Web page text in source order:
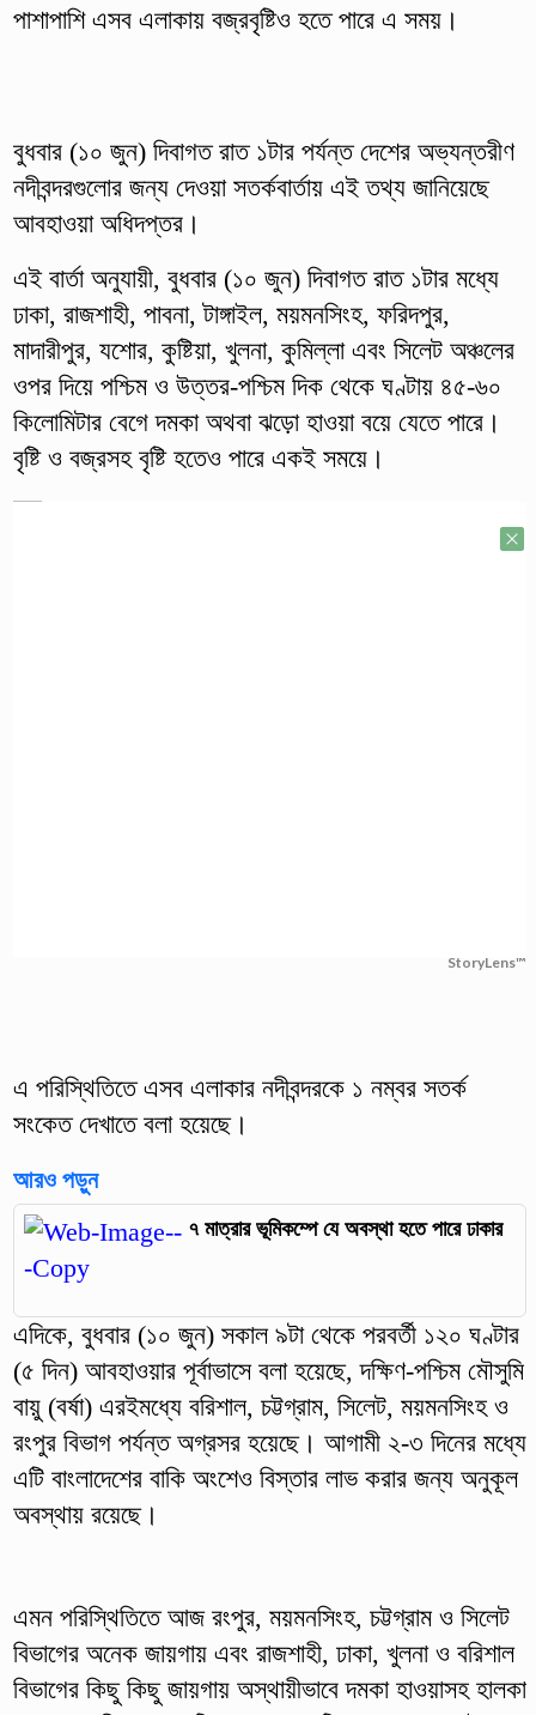
পাশাপাশি এসব এলাকায় বজ্রবৃষ্টিও হতে পারে এ সময়।
বুধবার (১০ জুন) দিবাগত রাত ১টার পর্যন্ত দেশের অভ্যন্তরীণ
নদীবন্দরগুলোর জন্য দেওয়া সতর্কবার্তায় এই তথ্য জানিয়েছে
আবহাওয়া অধিদপ্তর।
এই বার্তা অনুযায়ী, বুধবার (১০ জুন) দিবাগত রাত ১টার মধ্যে
ঢাকা, রাজশাহী, পাবনা, টাঙ্গাইল, ময়মনসিংহ, ফরিদপুর,
মাদারীপুর, যশোর, কুষ্টিয়া, খুলনা, কুমিল্লা এবং সিলেট অঞ্চলের
ওপর দিয়ে পশ্চিম ও উত্তর-পশ্চিম দিক থেকে ঘণ্টায় ৪৫-৬০
কিলোমিটার বেগে দমকা অথবা ঝড়ো হাওয়া বয়ে যেতে পারে।
বৃষ্টি ও বজ্রসহ বৃষ্টি হতেও পারে একই সময়ে।
StoryLens™
এ পরিস্থিতিতে এসব এলাকার নদীবন্দরকে ১ নম্বর সতর্ক
সংকেত দেখাতে বলা হয়েছে।
আরও পড়ুন
৭ মাত্রার ভূমিকম্পে যে অবস্থা হতে পারে ঢাকার
এদিকে, বুধবার (১০ জুন) সকাল ৯টা থেকে পরবর্তী ১২০ ঘণ্টার
(৫ দিন) আবহাওয়ার পূর্বাভাসে বলা হয়েছে, দক্ষিণ-পশ্চিম মৌসুমি
বায়ু (বর্ষা) এরইমধ্যে বরিশাল, চট্টগ্রাম, সিলেট, ময়মনসিংহ ও
রংপুর বিভাগ পর্যন্ত অগ্রসর হয়েছে। আগামী ২-৩ দিনের মধ্যে
এটি বাংলাদেশের বাকি অংশেও বিস্তার লাভ করার জন্য অনুকূল
অবস্থায় রয়েছে।
এমন পরিস্থিতিতে আজ রংপুর, ময়মনসিংহ, চট্টগ্রাম ও সিলেট
বিভাগের অনেক জায়গায় এবং রাজশাহী, ঢাকা, খুলনা ও বরিশাল
বিভাগের কিছু কিছু জায়গায় অস্থায়ীভাবে দমকা হাওয়াসহ হালকা